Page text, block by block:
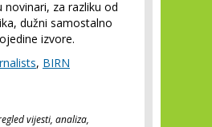
novinari, za razliku od
dužni samostalno
izvore.
, BIRN
vijesti, analiza,